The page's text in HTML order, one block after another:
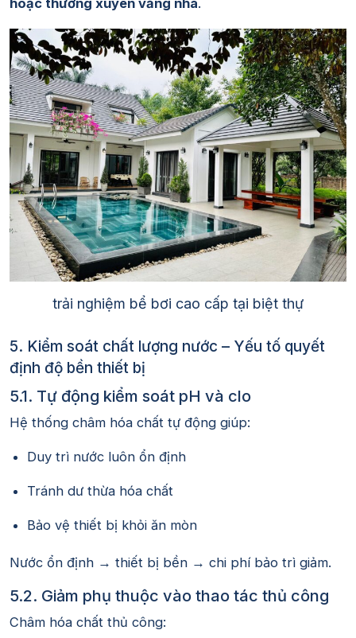
trải nghiệm bể bơi cao cấp tại biệt thự
5. Kiểm soát chất lượng nước – Yếu tố quyết
định độ bền thiết bị
5.1. Tự động kiểm soát pH và clo
Hệ thống châm hóa chất tự động giúp:
Duy trì nước luôn ổn định
Tránh dư thừa hóa chất
Bảo vệ thiết bị khỏi ăn mòn
Nước ổn định → thiết bị bền → chi phí bảo trì giảm.
5.2. Giảm phụ thuộc vào thao tác thủ công
Châm hóa chất thủ công: